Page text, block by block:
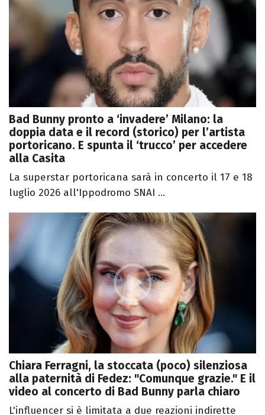
Bad Bunny pronto a ‘invadere’ Milano: la
doppia data e il record (storico) per l’artista
portoricano. E spunta il ‘trucco’ per accedere
alla Casita
La superstar portoricana sarà in concerto il 17 e 18
luglio 2026 all'Ippodromo SNAI ...
Chiara Ferragni, la stoccata (poco) silenziosa
alla paternità di Fedez: "Comunque grazie." E il
video al concerto di Bad Bunny parla chiaro
L'influencer si è limitata a due reazioni indirette